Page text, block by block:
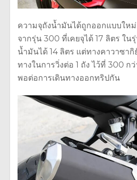
ความจุถังน้ำมันได้ถูกออกแบบให
จากรุ่น 300 ที่เคยจุได้ 17 ลิตร ใ
น้ำมันได้ 14 ลิตร แต่ทางคาวาซากิ
ทางในการวิ่งต่อ 1 ถัง ไว้ที่ 300 ก
พอต่อการเดินทางออกทริปกัน